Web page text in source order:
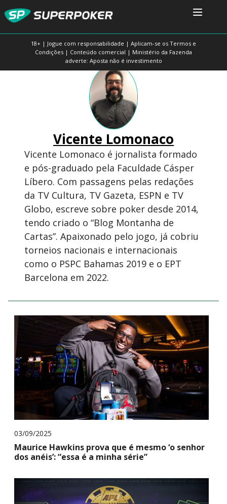
18+ | Jogue com responsabilidade | Aplicam-se os Termos e
Condições | Conteúdo comercial | Ministério da Fazenda
adverte: Aposta não é investimento
Vicente Lomonaco
Vicente Lomonaco é jornalista formado
e pós-graduado pela Faculdade Cásper
Líbero. Com passagens pelas redações
da TV Cultura, TV Gazeta, ESPN e TV
Globo, escreve sobre poker desde 2014,
tendo criado o “Blog Montanha de
Cartas”. Apaixonado pelo jogo, já cobriu
torneios nacionais e internacionais
como o PSPC Bahamas 2019 e o EPT
Barcelona em 2022.
03/09/2025
Maurice Hawkins prova que é mesmo ‘o senhor
dos anéis’: “essa é a minha série”